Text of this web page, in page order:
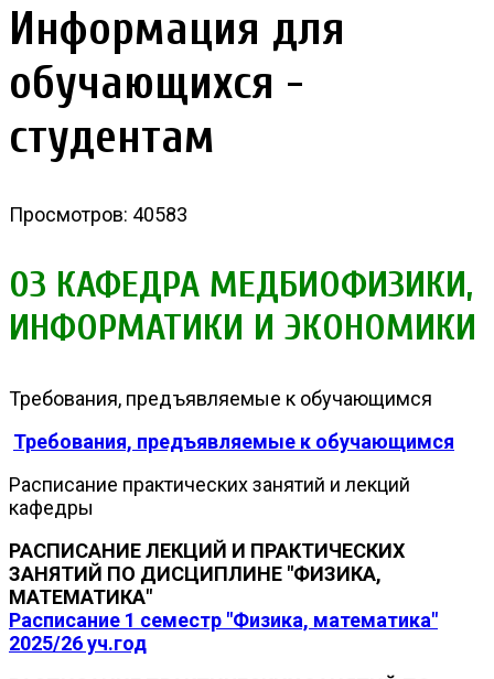
Информация для
обучающихся -
студентам
Просмотров: 40583
03 КАФЕДРА МЕДБИОФИЗИКИ,
ИНФОРМАТИКИ И ЭКОНОМИКИ
Требования, предъявляемые к обучающимся
Требования, предъявляемые к обучающимся
Расписание практических занятий и лекций
кафедры
РАСПИСАНИЕ ЛЕКЦИЙ И ПРАКТИЧЕСКИХ
ЗАНЯТИЙ ПО ДИСЦИПЛИНЕ "ФИЗИКА,
МАТЕМАТИКА"
Расписание 1 семестр "Физика, математика"
2025/26 уч.год